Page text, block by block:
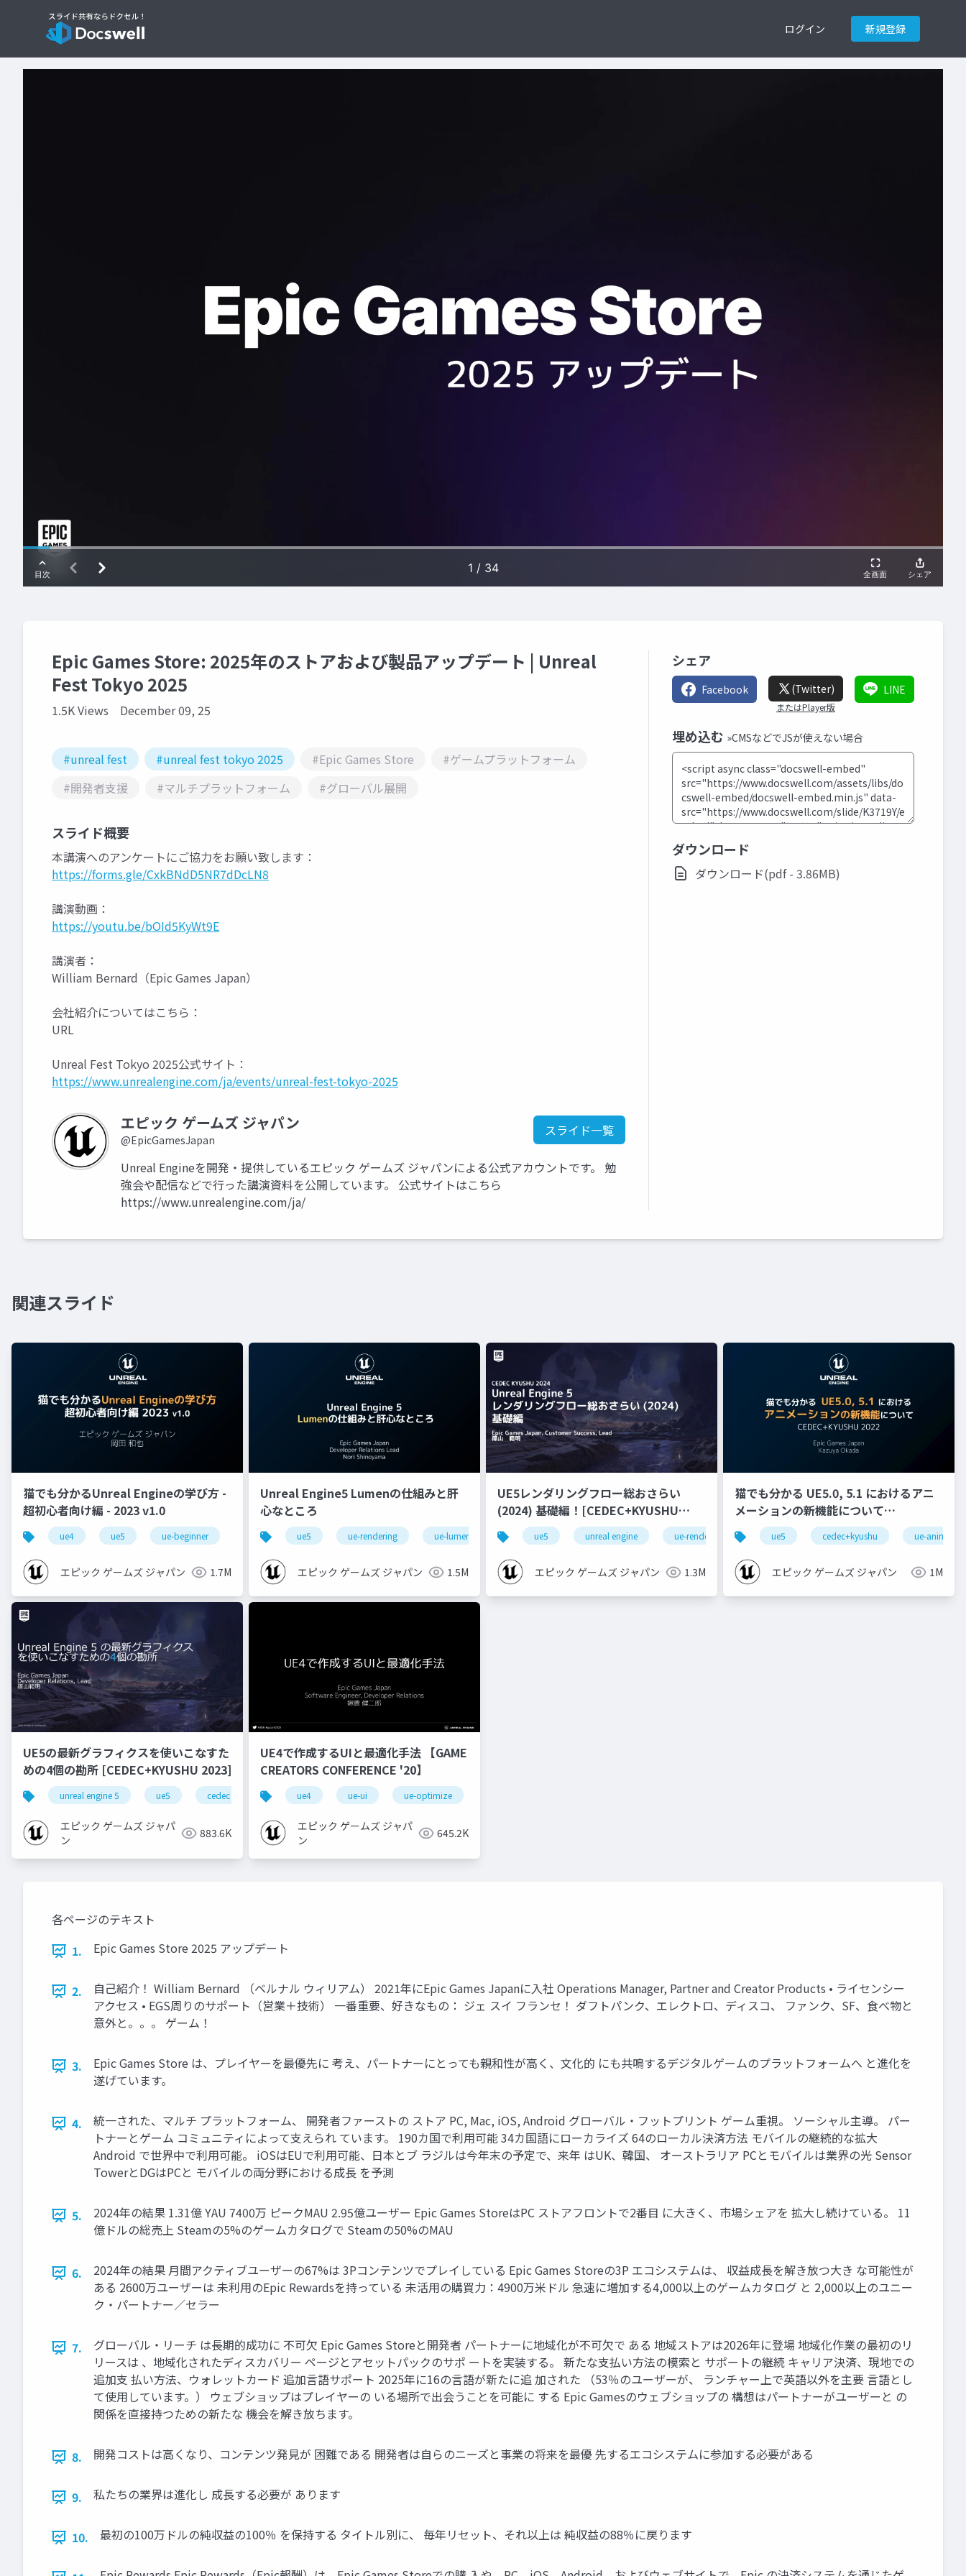
ログイン 新規登録
Epic Games Store: 2025年のストアおよび製品アップデート | Unreal
Fest Tokyo 2025
1.5K Views December 09, 25
#unreal fest #unreal fest tokyo 2025 #Epic Games Store
#ゲームプラットフォーム
#開発者支援
#マルチプラットフォーム #グローバル展開
スライド概要
本講演へのアンケートにご協力をお願い致します：
https://forms.gle/CxkBNdD5NR7dDcLN8
講演動画：
https://youtu.be/bOId5KyWt9E
講演者：
William Bernard（Epic Games Japan）
会社紹介についてはこちら：
URL
Unreal Fest Tokyo 2025公式サイト：
https://www.unrealengine.com/ja/events/unreal-fest-tokyo-2025
エピック ゲームズ ジャパン
@EpicGamesJapan
スライド一覧
Unreal Engineを開発・提供しているエピック ゲームズ ジャパンによる公式アカウントです。 勉
強会や配信などで行った講演資料を公開しています。 公式サイトはこちら
https://www.unrealengine.com/ja/
シェア
Facebook (Twitter)
またはPlayer版
LINE
埋め込む »CMSなどでJSが使えない場合
ダウンロード
ダウンロード(pdf - 3.86MB)
関連スライド
猫でも分かるUnreal Engineの学び方 -
超初心者向け編 - 2023 v1.0
ue4 ue5 ue-beginner
エピック ゲームズ ジャパン 1.7M
Unreal Engine5 Lumenの仕組みと肝
心なところ
ue5 ue-rendering ue-lumen
エピック ゲームズ ジャパン 1.5M
UE5レンダリングフロー総おさらい
(2024) 基礎編！[CEDEC+KYUSHU
2024] ue5 unreal engine ue-rendering
エピック ゲームズ ジャパン 1.3M
猫でも分かる UE5.0, 5.1 におけるアニ
メーションの新機能について
【CEDEC+KYUSHU 2022】
ue5 cedec+kyushu ue-
エピック ゲームズ ジャパン 1M
UE5の最新グラフィクスを使いこなすた
めの4個の勘所 [CEDEC+KYUSHU 2023]
unreal engine 5 ue5 cedec cedec+kyushu
エピック ゲームズ ジャパ
ン
883.6K
UE4で作成するUIと最適化手法 【GAME
CREATORS CONFERENCE '20】
ue4 ue-ui ue-optimize
エピック ゲームズ ジャパ
ン
645.2K
各ページのテキスト
1.
Epic Games Store 2025 アップデート
2.
自己紹介！ William Bernard （ベルナル ウィリアム） 2021年にEpic Games Japanに入社 Operations Manager, Partner and Creator Products • ライセンシー
アクセス • EGS周りのサポート（営業＋技術） 一番重要、好きなもの： ジェ スイ フランセ！ ダフトパンク、エレクトロ、ディスコ、 ファンク、SF、食べ物と
意外と。。。 ゲーム！
3.
Epic Games Store は、プレイヤーを最優先に 考え、パートナーにとっても親和性が高く、文化的 にも共鳴するデジタルゲームのプラットフォームへ と進化を
遂げています。
4.
統一された、マルチ プラットフォーム、 開発者ファーストの ストア PC, Mac, iOS, Android グローバル・フットプリント ゲーム重視。 ソーシャル主導。 パー
トナーとゲーム コミュニティによって支えられ ています。 190カ国で利用可能 34カ国語にローカライズ 64のローカル決済方法 モバイルの継続的な拡大
Android で世界中で利用可能。 iOSはEUで利用可能、日本とブ ラジルは今年末の予定で、来年 はUK、韓国、 オーストラリア PCとモバイルは業界の光 Sensor
TowerとDGはPCと モバイルの両分野における成長 を予測
5.
2024年の結果 1.31億 YAU 7400万 ピークMAU 2.95億ユーザー Epic Games StoreはPC ストアフロントで2番目 に大きく、市場シェアを 拡大し続けている。 11
億ドルの総売上 Steamの5%のゲームカタログで Steamの50%のMAU
6.
2024年の結果 月間アクティブユーザーの67%は 3Pコンテンツでプレイしている Epic Games Storeの3P エコシステムは、 収益成長を解き放つ大き な可能性が
ある 2600万ユーザーは 未利用のEpic Rewardsを持っている 未活用の購買力：4900万米ドル 急速に増加する4,000以上のゲームカタログ と 2,000以上のユニー
ク・パートナー／セラー
7.
グローバル・リーチ は長期的成功に 不可欠 Epic Games Storeと開発者 パートナーに地域化が不可欠で ある 地域ストアは2026年に登場 地域化作業の最初のリ
リースは 、地域化されたディスカバリー ページとアセットパックのサポ ートを実装する。 新たな支払い方法の模索と サポートの継続 キャリア決済、現地での
追加支 払い方法、ウォレットカード 追加言語サポート 2025年に16の言語が新たに追 加された （53％のユーザーが、 ランチャー上で英語以外を主要 言語とし
て使用しています。） ウェブショップはプレイヤーの いる場所で出会うことを可能に する Epic Gamesのウェブショップの 構想はパートナーがユーザーと の
関係を直接持つための新たな 機会を解き放ちます。
8. 開発コストは高くなり、コンテンツ発見が 困難である 開発者は自らのニーズと事業の将来を最優 先するエコシステムに参加する必要がある
9. 私たちの業界は進化し 成長する必要が あります
10. 最初の100万ドルの純収益の100％ を保持する タイトル別に、 毎年リセット、それ以上は 純収益の88％に戻ります